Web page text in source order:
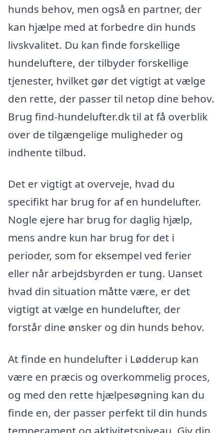
hunds behov, men også en partner, der
kan hjælpe med at forbedre din hunds
livskvalitet. Du kan finde forskellige
hundeluftere, der tilbyder forskellige
tjenester, hvilket gør det vigtigt at vælge
den rette, der passer til netop dine behov.
Brug find-hundelufter.dk til at få overblik
over de tilgængelige muligheder og
indhente tilbud.
Det er vigtigt at overveje, hvad du
specifikt har brug for af en hundelufter.
Nogle ejere har brug for daglig hjælp,
mens andre kun har brug for det i
perioder, som for eksempel ved ferier
eller når arbejdsbyrden er tung. Uanset
hvad din situation måtte være, er det
vigtigt at vælge en hundelufter, der
forstår dine ønsker og din hunds behov.
At finde en hundelufter i Lødderup kan
være en præcis og overkommelig proces,
og med den rette hjælpesøgning kan du
finde en, der passer perfekt til din hunds